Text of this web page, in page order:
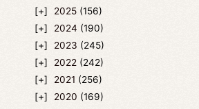
2025 (156)
2024 (190)
2023 (245)
2022 (242)
2021 (256)
2020 (169)